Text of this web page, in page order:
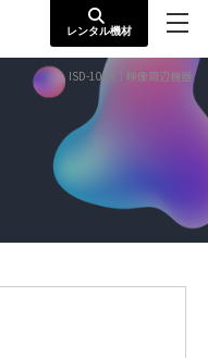
レンタル機材
ISD-108A｜映像周辺機器